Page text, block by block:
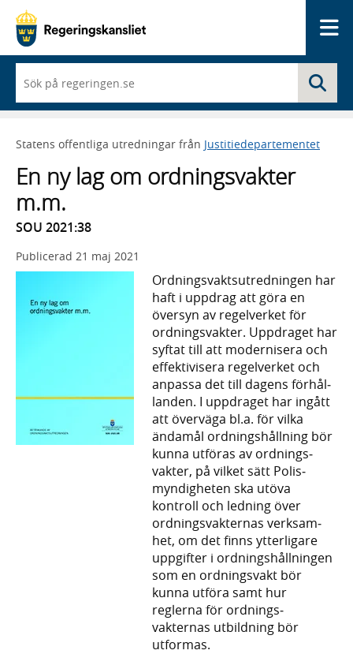
du
börjar
skriva
framträder
lista
med
sökförslag
Statens offentliga utredningar från Justitiedepartementet
En ny lag om ordningsvakter
m.m.
SOU 2021:38
Publicerad 21 maj 2021
Ordnings­vakts­utred­ningen har
haft i upp­drag att göra en
översyn av regel­verket för
ordnings­vakter. Upp­draget har
syftat till att moderni­sera och
effekti­visera regel­verket och
anpassa det till dagens förhål­
landen. I upp­draget har ingått
att över­väga bl.a. för vilka
ända­mål ord­nings­håll­ning bör
kunna utföras av ordnings­
vakter, på vilket sätt Polis­
myndig­heten ska utöva
kontroll och ledning över
ordnings­vakternas verk­sam­
het, om det finns ytter­ligare
uppgifter i ordnings­håll­ningen
som en ordnings­vakt bör
kunna utföra samt hur
reglerna för ordnings­
vakternas utbild­ning bör
utformas.